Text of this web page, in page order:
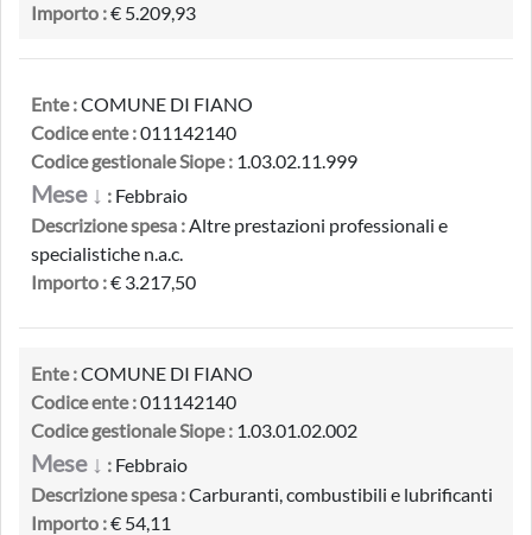
Importo :€ 5.209,93
Ente :COMUNE DI FIANO
Codice ente :011142140
Codice gestionale Siope : 1.03.02.11.999
Mese ↓ : Febbraio
Descrizione spesa :Altre prestazioni professionali e
specialistiche n.a.c.
Importo :€ 3.217,50
Ente :COMUNE DI FIANO
Codice ente :011142140
Codice gestionale Siope : 1.03.01.02.002
Mese ↓ : Febbraio
Descrizione spesa :Carburanti, combustibili e lubrificanti
Importo :€ 54,11